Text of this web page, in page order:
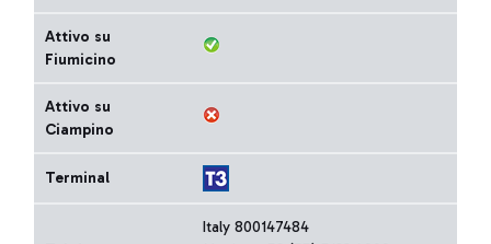
Attivo su
Fiumicino
Attivo su
Ciampino
Terminal
Italy 800147484